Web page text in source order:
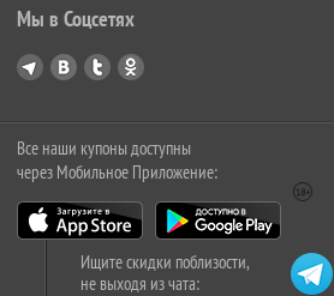
Мы в Соцсетях
Все наши купоны доступны
через Мобильное Приложение:
Ищите скидки поблизости,
не выходя из чата: